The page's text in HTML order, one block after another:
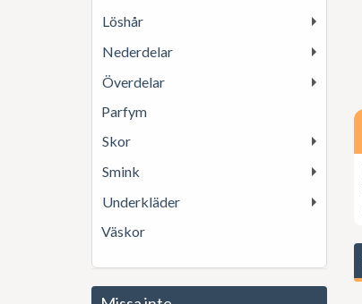
Löshår
Nederdelar
Överdelar
Parfym
Skor
Smink
Underkläder
Väskor